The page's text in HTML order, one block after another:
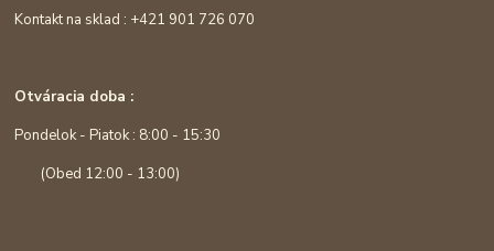
Kontakt na sklad : +421 901 726 070
Otváracia doba :
Pondelok - Piatok : 8:00 - 15:30
(Obed 12:00 - 13:00)